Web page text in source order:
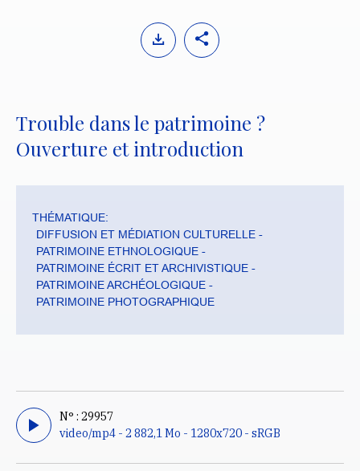
M
u
Trouble dans le patrimoine ?
Ouverture et introduction
THÉMATIQUE:
DIFFUSION ET MÉDIATION CULTURELLE
PATRIMOINE ETHNOLOGIQUE
PATRIMOINE ÉCRIT ET ARCHIVISTIQUE
PATRIMOINE ARCHÉOLOGIQUE
PATRIMOINE PHOTOGRAPHIQUE
N° : 29957
video/mp4 - 2 882,1 Mo - 1280x720 - sRGB